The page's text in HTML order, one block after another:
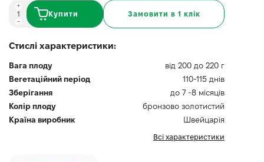
Купити Замовити в 1 клік
Стислі характеристики:
Вага плоду
від 200 до 220 г
Вегетаційний період
110-115 днів
Зберігання
до 7 -8 місяців
Колір плоду
бронзово золотистий
Країна виробник
Швейцарія
Всі характеристики